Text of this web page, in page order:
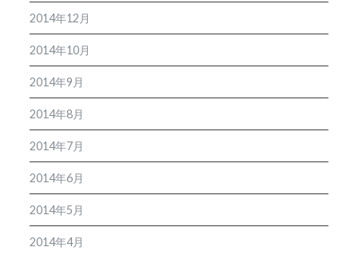
2014年12月
2014年10月
2014年9月
2014年8月
2014年7月
2014年6月
2014年5月
2014年4月